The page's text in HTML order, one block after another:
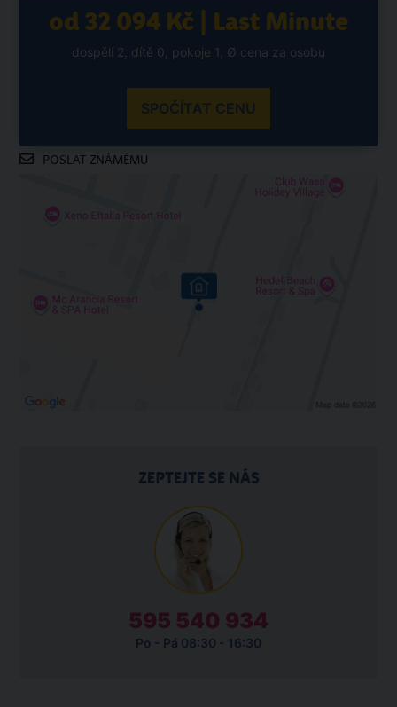
SPOČÍTAT CENU
POSLAT ZNÁMÉMU
595 540 934
Po - Pá 08:30 - 16:30